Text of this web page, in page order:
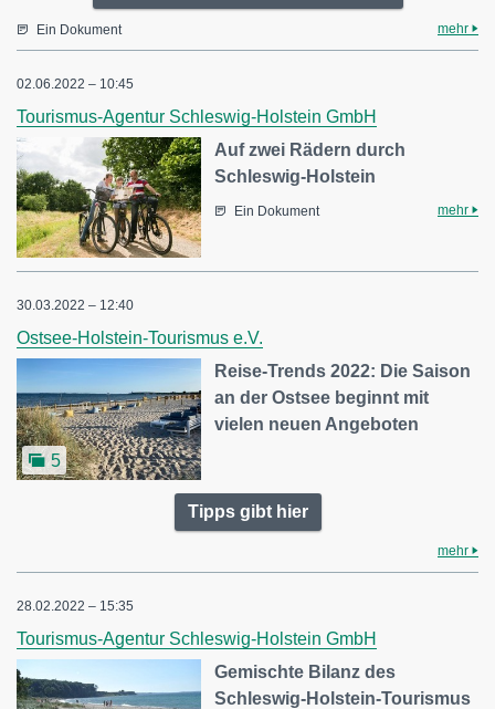
Ein Dokument mehr
02.06.2022 – 10:45
Tourismus-Agentur Schleswig-Holstein GmbH
Auf zwei Rädern durch
Schleswig-Holstein
Ein Dokument mehr
30.03.2022 – 12:40
Ostsee-Holstein-Tourismus e.V.
5
Reise-Trends 2022: Die Saison
an der Ostsee beginnt mit
vielen neuen Angeboten
Tipps gibt hier
mehr
28.02.2022 – 15:35
Tourismus-Agentur Schleswig-Holstein GmbH
Gemischte Bilanz des
Schleswig-Holstein-Tourismus